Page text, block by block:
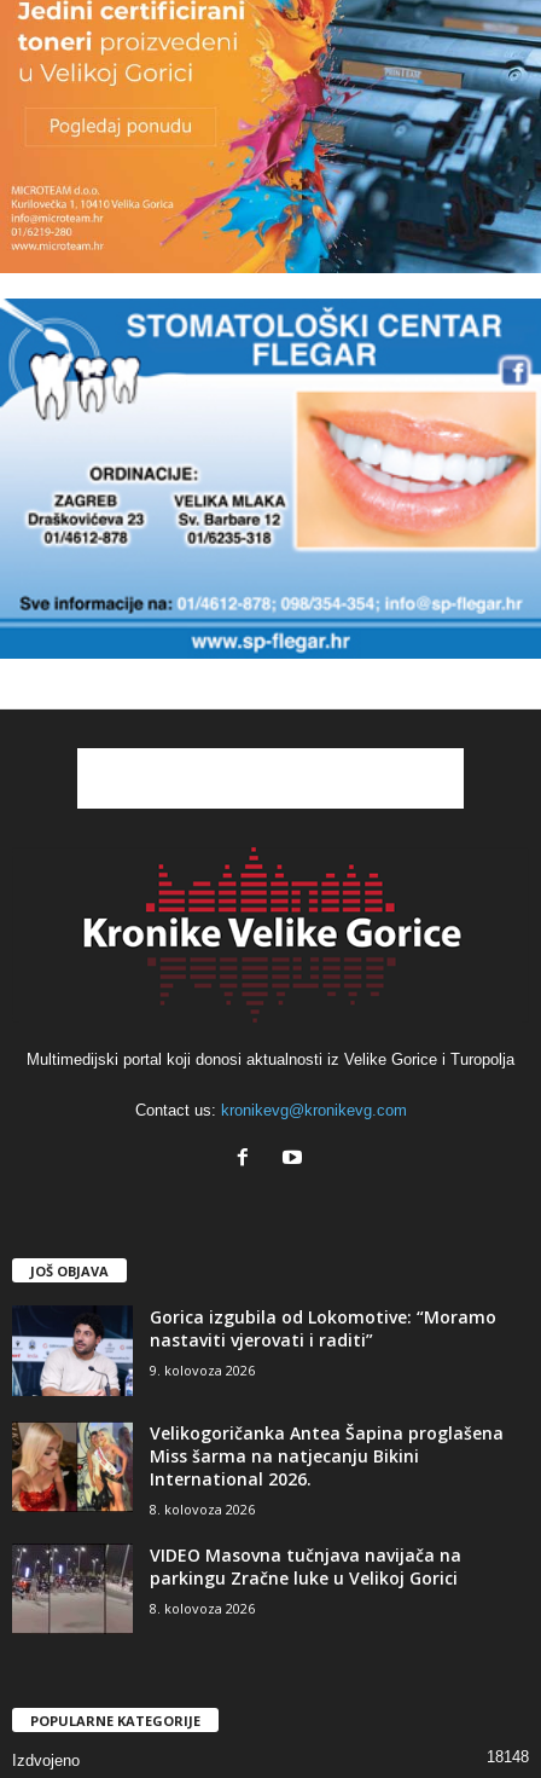
Multimedijski portal koji donosi aktualnosti iz Velike Gorice i Turopolja
Contact us: kronikevg@kronikevg.com
JOŠ OBJAVA
Gorica izgubila od Lokomotive: “Moramo
nastaviti vjerovati i raditi”
9. kolovoza 2026
Velikogoričanka Antea Šapina proglašena
Miss šarma na natjecanju Bikini
International 2026.
8. kolovoza 2026
VIDEO Masovna tučnjava navijača na
parkingu Zračne luke u Velikoj Gorici
8. kolovoza 2026
POPULARNE KATEGORIJE
Izdvojeno 18148